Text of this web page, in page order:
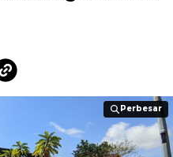
Perbesar
Perbesar